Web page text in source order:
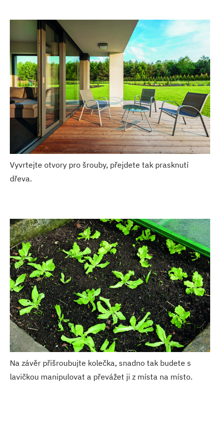
Vyvrtejte otvory pro šrouby, přejdete tak prasknutí
dřeva.
Na závěr přišroubujte kolečka, snadno tak budete s
lavičkou manipulovat a převážet ji z místa na místo.